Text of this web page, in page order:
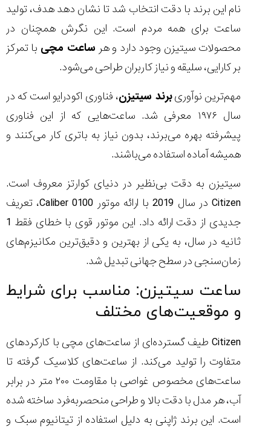
نام این برند با دقت انتخاب شد تا نشان دهد هدف، تولید
ساعت برای همه مردم است. این نگرش همچنان در
محصولات سیتیزن وجود دارد و هر ساعت مچی با تمرکز
بر کارایی، سلیقه و نیاز کاربران طراحی می‌شود.
مهم‌ترین نوآوریبرند سیتیزن، فناوری اکودرایو است که در
سال ۱۹۷۶ معرفی شد. ساعت‌هایی که از این فناوری
پیشرفته بهره می‌برند، بدون نیاز به باتری کار می‌کنند و
همیشه آماده استفاده می‌باشند.
سیتیزن به دقت بی‌نظیر در دنیای کوارتز معروف است.
Citizen در سال 2019 با ارائه موتور Caliber 0100، تعریف
جدیدی از دقت ارائه داد. این موتور قوی با خطای فقط 1
ثانیه در سال، به یکی از بهترین و دقیق‌ترین مکانیزم‌های
زمان‌سنجی در سطح جهانی تبدیل شد.
ساعت سیتیزن: مناسب برای شرایط
و موقعیت‌های مختلف
Citizen طیف گسترده‌ای از ساعت‌های مچی با کارکردهای
متفاوت را تولید می‌کند. از ساعت‌های کلاسیک گرفته تا
ساعت‌های مخصوص غواصی با مقاومت ۲۰۰ متر در برابر
آب، هر مدل با دقت بالا و طراحی منحصربه‌فرد ساخته شده
است. این برند ژاپنی به دلیل استفاده از تیتانیوم سبک و